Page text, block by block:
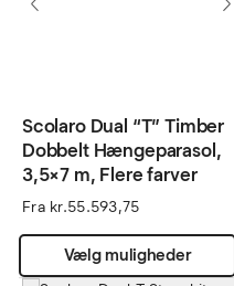
Scolaro Dual “T” Timber
Dobbelt Hængeparasol,
3,5×7 m, Flere farver
Fra kr.55.593,75
Vælg muligheder